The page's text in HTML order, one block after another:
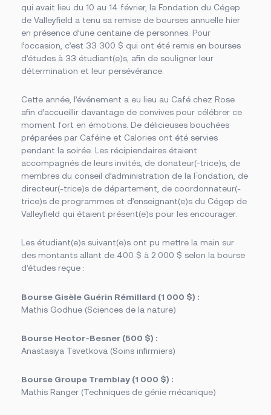
Documents officiels
Politiques, règlements et protocoles
Grand public
Installations
Cliniques-écoles
Académie sportive du Noir et Or
Bibliothèque Armand-Frappier
Portes ouvertes
Des établissements sur un grand territoire
Campus principal de Salaberry-de-Valleyfield
Centre d’études collégiales de Saint-Constant
Centre d’études de Vaudreuil-Dorion
Fondation
À propos de la Fondation
Bourses offertes
Je donne à la Fondation
Conseil d’administration de la Fondation
Accès rapides
La Fondation
Bibliothèque Armand-Frappier
Travailler au Cégep
Service des stages et du placement étudiant
Événements
Nouvelles
Notre équipe
Conseil d’administration
Bottin du personnel
Calendriers scolaires Omnivox
NOUS JOINDRE
qui avait lieu du 10 au 14 février, la Fondation du Cégep
de Valleyfield a tenu sa remise de bourses annuelle hier
en présence d’une centaine de personnes. Pour
l’occasion, c’est 33 300 $ qui ont été remis en bourses
d’études à 33 étudiant(e)s, afin de souligner leur
détermination et leur persévérance.
Cette année, l’événement a eu lieu au Café chez Rose
afin d’accueillir davantage de convives pour célébrer ce
moment fort en émotions. De délicieuses bouchées
préparées par Caféine et Calories ont été servies
pendant la soirée. Les récipiendaires étaient
accompagnés de leurs invités, de donateur(-trice)s, de
membres du conseil d’administration de la Fondation, de
directeur(-trice)s de département, de coordonnateur(-
trice)s de programmes et d’enseignant(e)s du Cégep de
Valleyfield qui étaient présent(e)s pour les encourager.
Les étudiant(e)s suivant(e)s ont pu mettre la main sur
des montants allant de 400 $ à 2 000 $ selon la bourse
d’études reçue :
Bourse Gisèle Guérin Rémillard (1 000 $) :
Mathis Godhue (Sciences de la nature)
Bourse Hector-Besner (500 $) :
Anastasiya Tsvetkova (Soins infirmiers)
Bourse Groupe Tremblay (1 000 $) :
Mathis Ranger (Techniques de génie mécanique)